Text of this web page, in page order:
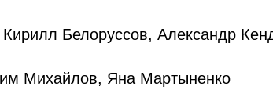
Белоруссов, Александр
Михайлов, Яна Мартыненко